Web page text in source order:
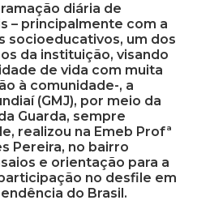
diária de
– principalmente com a
socioeducativos, um dos
da instituição, visando
de vida com muita
à comunidade-, a
(GMJ), por meio da
Guarda, sempre
realizou na Emeb Profª
Pereira, no bairro
e orientação para a
no desfile em
do Brasil.